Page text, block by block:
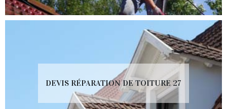
DEVIS RÉPARATION DE TOITURE 27